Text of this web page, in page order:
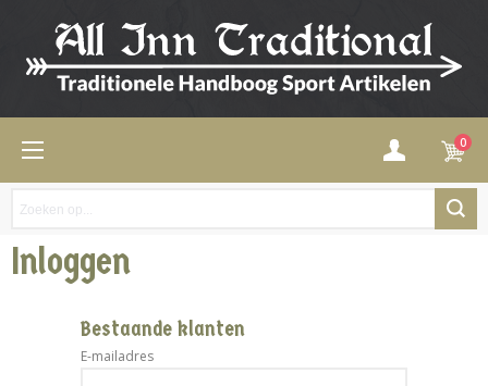
0
Inloggen
Bestaande klanten
E-mailadres